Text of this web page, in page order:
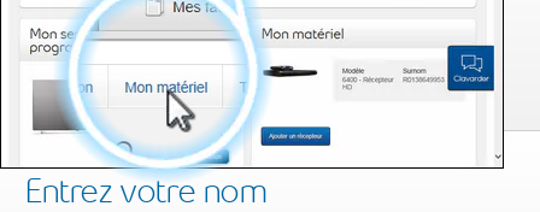
dʼadresses, puis appuyez
surEntersur votre clavier.
Entrez votre nom